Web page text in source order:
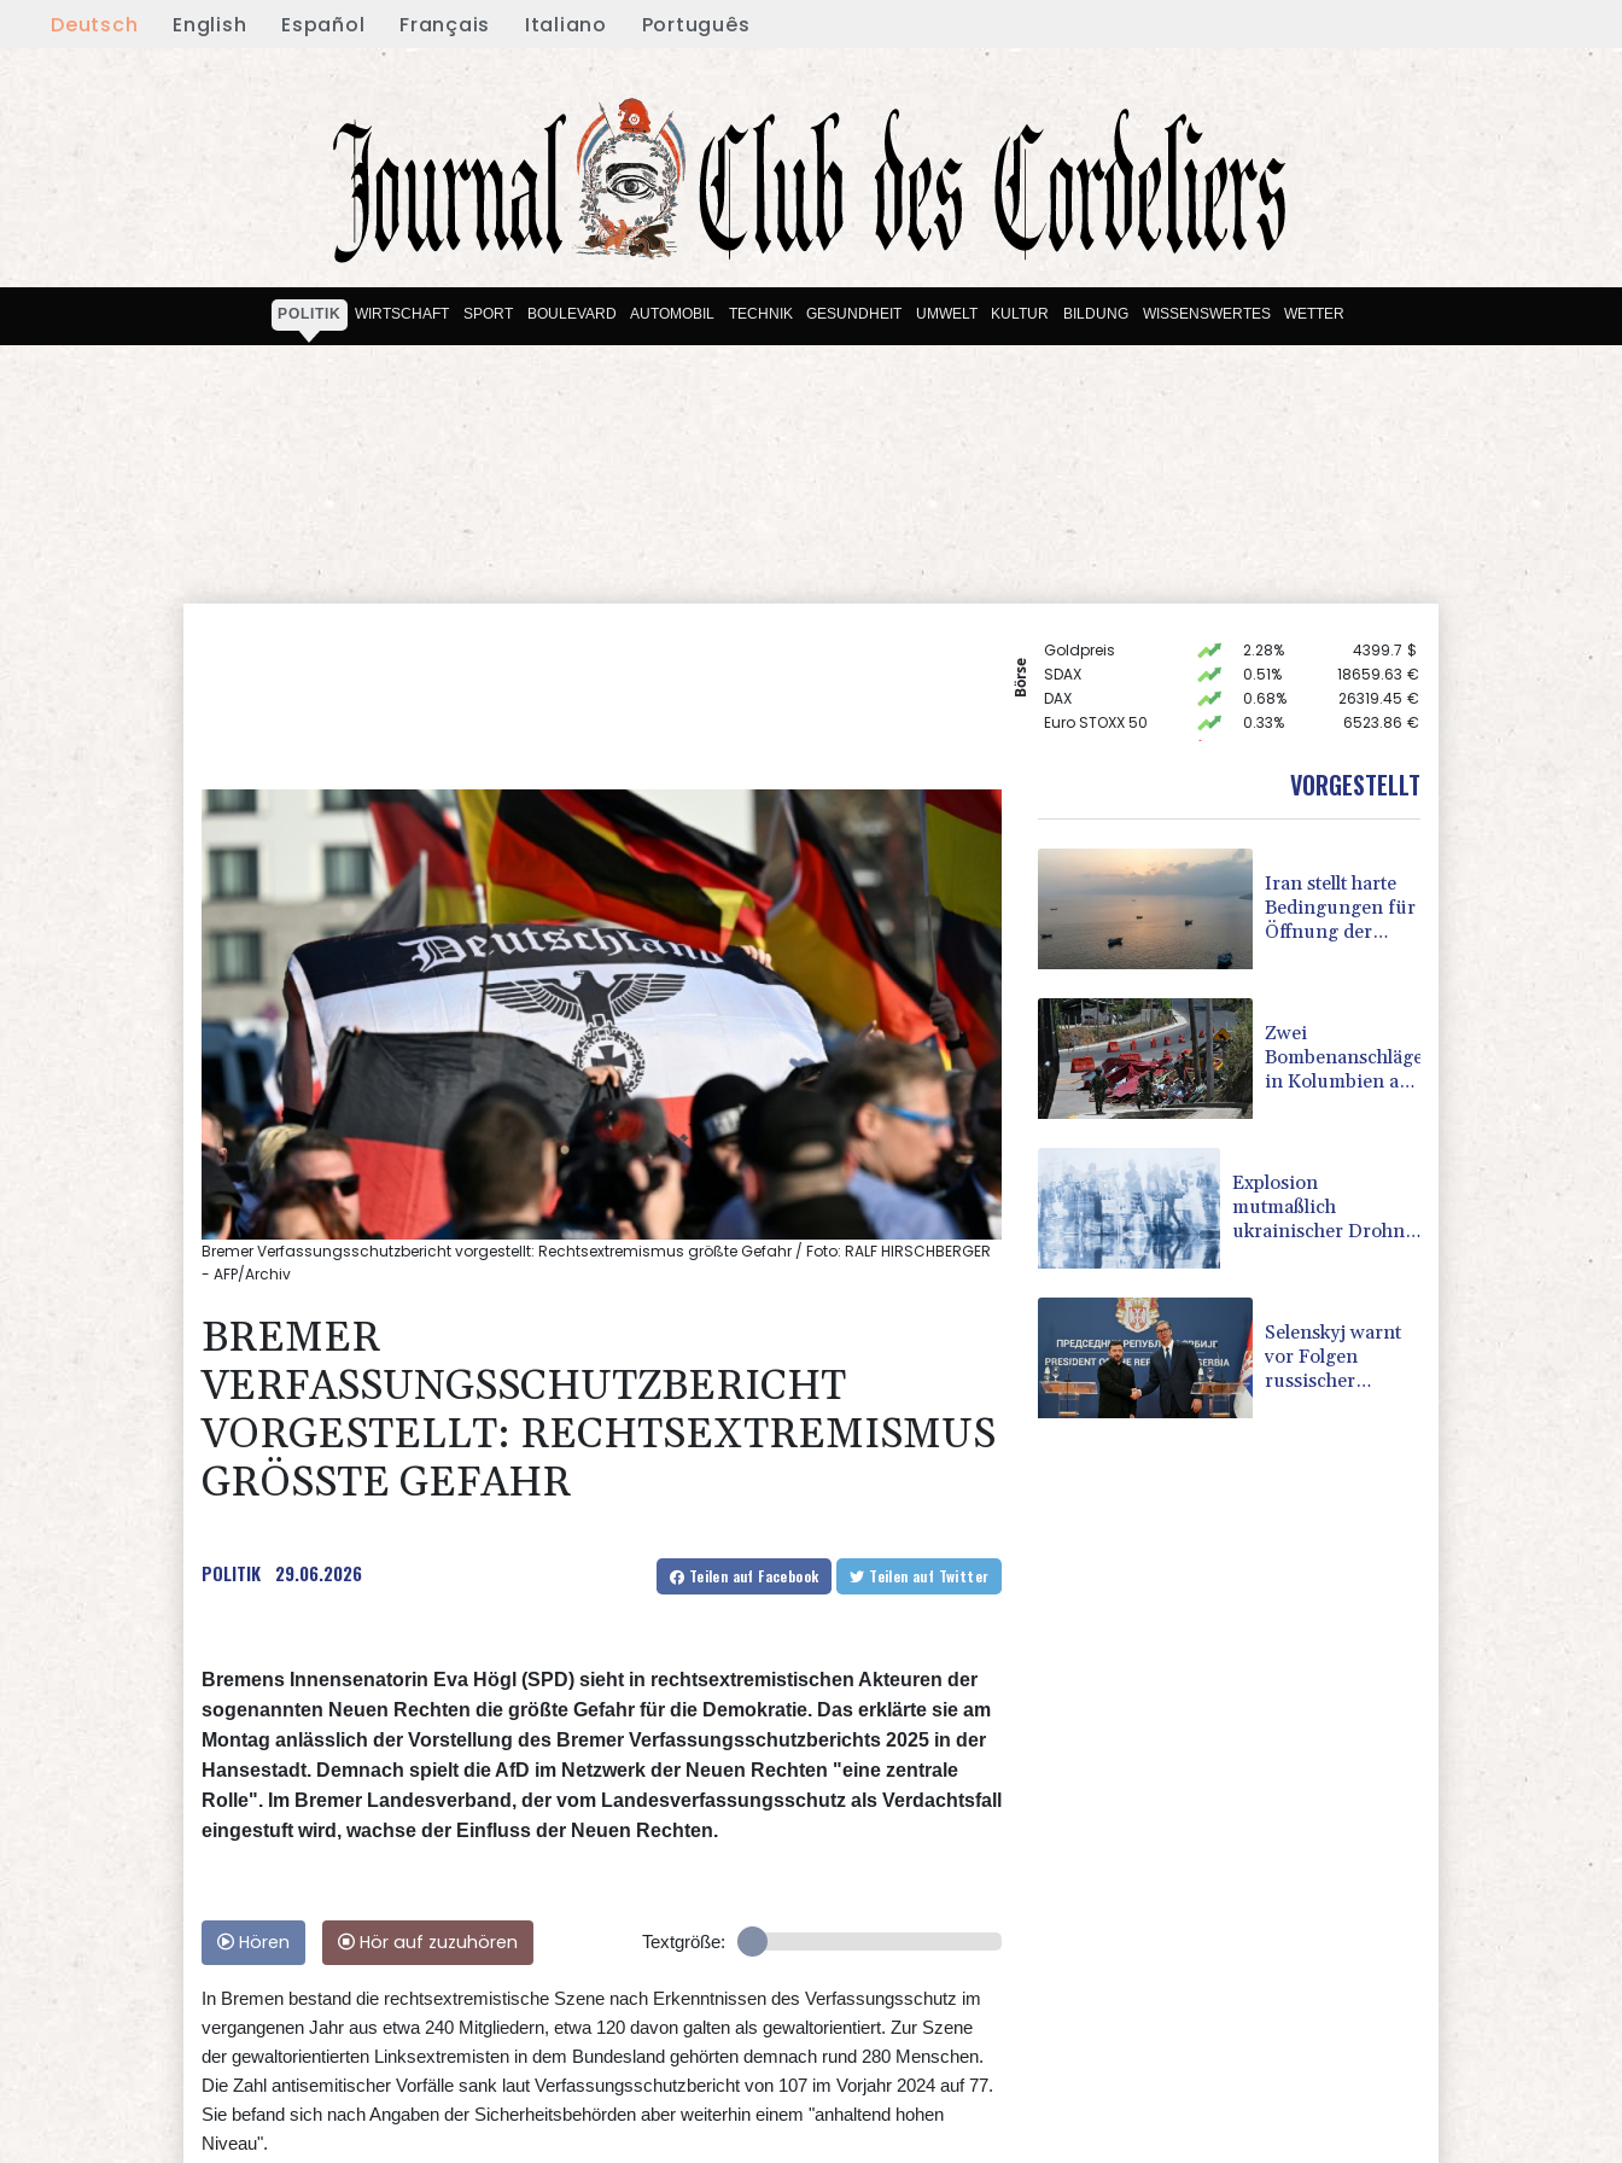
Deutsch English Español Français Italiano Português
POLITIK WIRTSCHAFT SPORT BOULEVARD AUTOMOBIL TECHNIK GESUNDHEIT UMWELT KULTUR BILDUNG WISSENSWERTES WETTER
Börse
Goldpreis 2.28% 4399.7 $
SDAX
0.51% 18659.63 €
DAX
0.68% 26319.45 €
Euro STOXX 50
0.33% 6523.86 €
4068.78 €
1.1562 $
Bremer Verfassungsschutzbericht vorgestellt: Rechtsextremismus größte Gefahr / Foto: RALF HIRSCHBERGER
- AFP/Archiv
BREMER
VERFASSUNGSSCHUTZBERICHT
VORGESTELLT: RECHTSEXTREMISMUS
GRÖSSTE GEFAHR
POLITIK 29.06.2026 Teilen auf Facebook Teilen auf Twitter
Bremens Innensenatorin Eva Högl (SPD) sieht in rechtsextremistischen Akteuren der
sogenannten Neuen Rechten die größte Gefahr für die Demokratie. Das erklärte sie am
Montag anlässlich der Vorstellung des Bremer Verfassungsschutzberichts 2025 in der
Hansestadt. Demnach spielt die AfD im Netzwerk der Neuen Rechten "eine zentrale
Rolle". Im Bremer Landesverband, der vom Landesverfassungsschutz als Verdachtsfall
eingestuft wird, wachse der Einfluss der Neuen Rechten.
Hören Hör auf zuzuhören Textgröße:
In Bremen bestand die rechtsextremistische Szene nach Erkenntnissen des Verfassungsschutz im
vergangenen Jahr aus etwa 240 Mitgliedern, etwa 120 davon galten als gewaltorientiert. Zur Szene
der gewaltorientierten Linksextremisten in dem Bundesland gehörten demnach rund 280 Menschen.
Die Zahl antisemitischer Vorfälle sank laut Verfassungsschutzbericht von 107 im Vorjahr 2024 auf 77.
Sie befand sich nach Angaben der Sicherheitsbehörden aber weiterhin einem "anhaltend hohen
Niveau".
VORGESTELLT
Iran stellt harte
Bedingungen für
Öffnung der
Zwei
Bombenanschläge
in Kolumbien an
Espriella
Explosion
mutmaßlich
ukrainischer Drohne
Verstimmung aus
Selenskyj warnt
vor Folgen
russischer